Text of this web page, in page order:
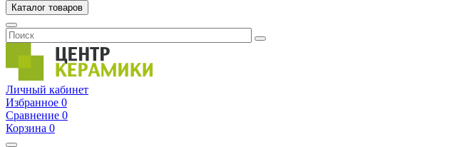
Каталог товаров
Личный кабинет
Избранное 0
Сравнение 0
Корзина 0